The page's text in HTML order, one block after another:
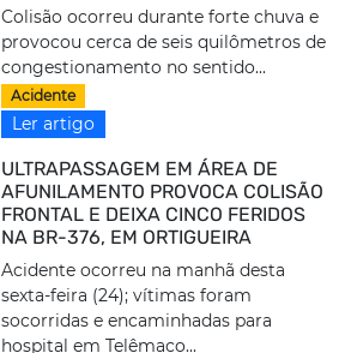
Colisão ocorreu durante forte chuva e
provocou cerca de seis quilômetros de
congestionamento no sentido...
Acidente
Ler artigo
ULTRAPASSAGEM EM ÁREA DE
AFUNILAMENTO PROVOCA COLISÃO
FRONTAL E DEIXA CINCO FERIDOS
NA BR-376, EM ORTIGUEIRA
Acidente ocorreu na manhã desta
sexta-feira (24); vítimas foram
socorridas e encaminhadas para
hospital em Telêmaco...